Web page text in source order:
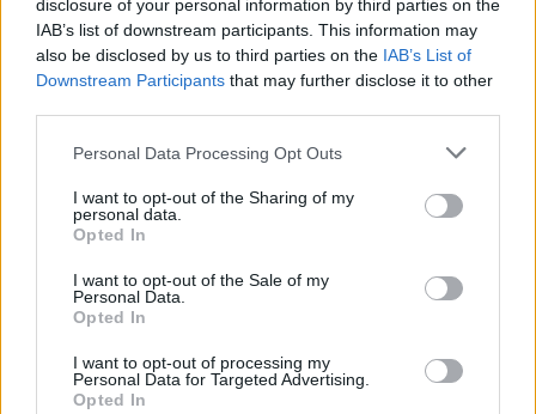
disclosure of your personal information by third parties on the
IAB’s list of downstream participants. This information may
also be disclosed by us to third parties on the IAB’s List of
Downstream Participants that may further disclose it to other
Personal Data Processing Opt Outs
I want to opt-out of the Sharing of my
personal data.
Opted In
I want to opt-out of the Sale of my
Personal Data.
Opted In
I want to opt-out of processing my
Personal Data for Targeted Advertising.
Opted In
Δείτε Ακόμη
Γεωργιάδης: Πολλαπλά οφέλη από τη
27 Φεβρουαρίου 2026